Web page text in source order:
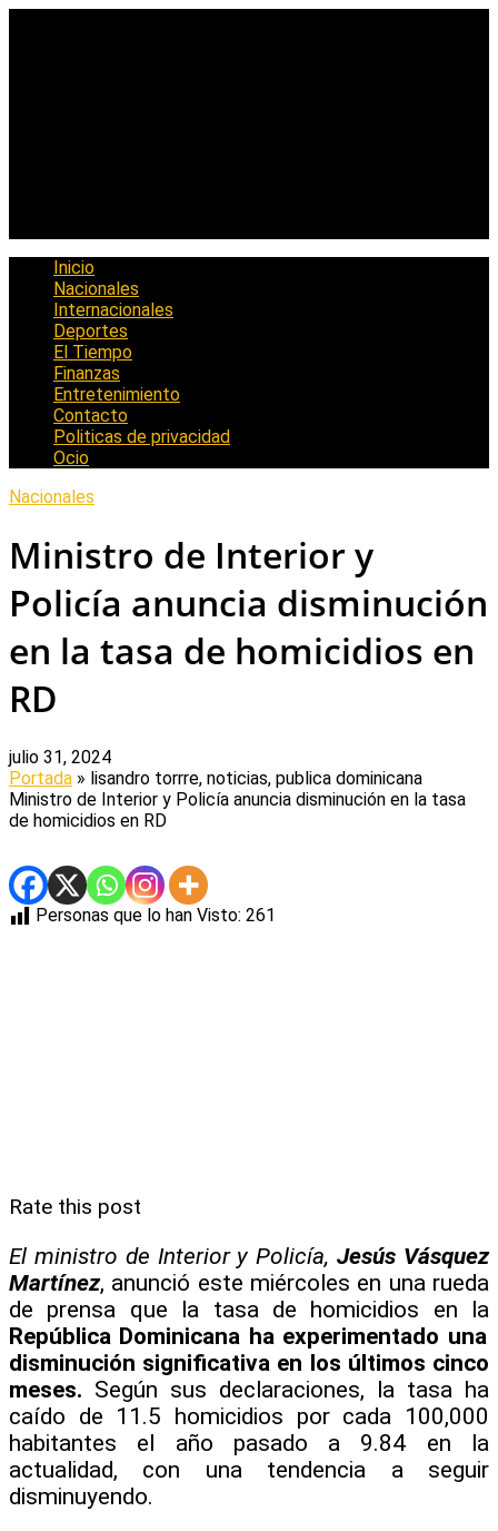
Inicio
Nacionales
Internacionales
Deportes
El Tiempo
Finanzas
Entretenimiento
Contacto
Politicas de privacidad
Ocio
Nacionales
Ministro de Interior y
Policía anuncia disminución
en la tasa de homicidios en
RD
julio 31, 2024
Portada » lisandro torrre, noticias, publica dominicana
Ministro de Interior y Policía anuncia disminución en la tasa
de homicidios en RD
Personas que lo han Visto: 261
Rate this post
El ministro de Interior y Policía,Jesús Vásquez
Martínez, anunció este miércoles en una rueda
de prensa que la tasa de homicidios en la
República Dominicana ha experimentado una
disminución significativa en los últimos cinco
meses. Según sus declaraciones, la tasa ha
caído de 11.5 homicidios por cada 100,000
habitantes el año pasado a 9.84 en la
actualidad, con una tendencia a seguir
disminuyendo.